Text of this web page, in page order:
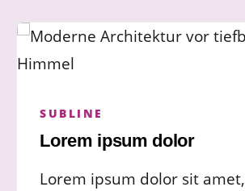
SUBLINE
Lorem ipsum dolor
Lorem ipsum dolor sit amet,